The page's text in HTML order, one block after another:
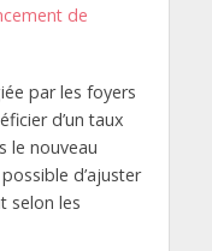
de
par les foyers
d’un taux
le nouveau
d’ajuster
selon les